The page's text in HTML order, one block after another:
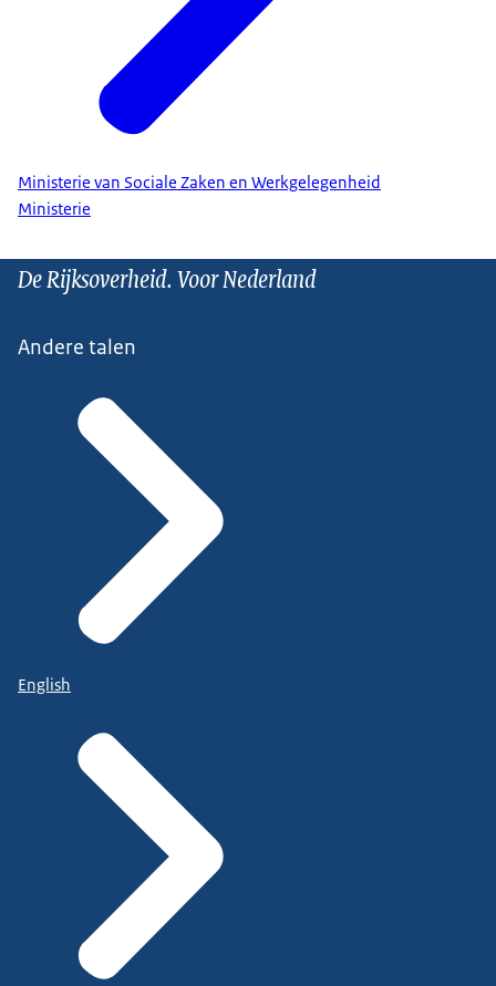
Ministerie van Sociale Zaken en Werkgelegenheid
Ministerie
De Rijksoverheid. Voor Nederland
Andere talen
English